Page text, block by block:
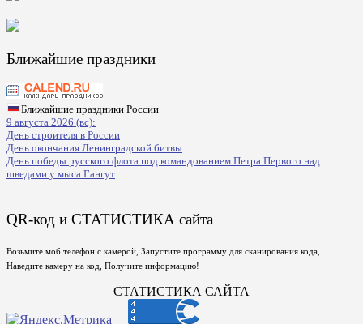
Ближайшие праздники
Ближайшие праздники России
9 августа 2026 (вс):
День строителя в России
День окончания Ленинградской битвы
День победы русского флота под командованием Петра Первого над
шведами у мыса Гангут
QR-код и СТАТИСТИКА сайта
Возьмите моб телефон с камерой, Запустите программу для сканирования кода,
Наведите камеру на код, Получите информацию!
СТАТИСТИКА САЙТА